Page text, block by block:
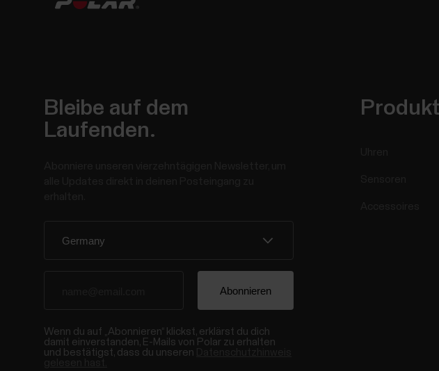
Bleibe auf dem
Laufenden.
Wenn du auf „Abonnieren“ klickst, erklärst du dich
damit einverstanden, E-Mails von Polar zu erhalten
und bestätigst, dass du unseren